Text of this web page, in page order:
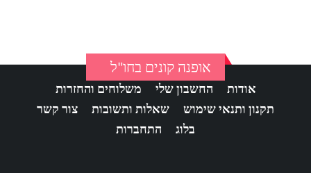
אופנה קונים בחו"ל
אודות החשבון שלי
משלוחים והחזרות
תקנון ותנאי שימוש
שאלות ותשובות
צור קשר
בלוג
התחברות